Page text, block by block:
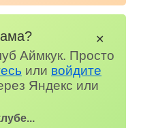
Аймкук. Просто
или войдите
Яндекс или
✕